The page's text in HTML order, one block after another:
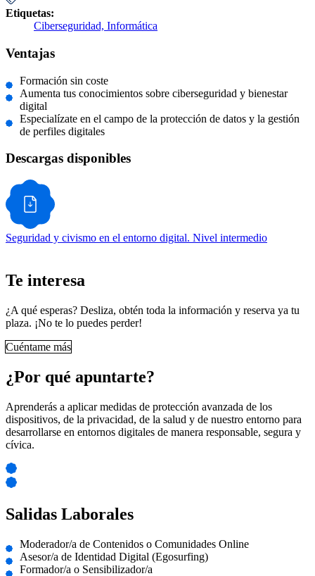
Etiquetas:
Ciberseguridad, Informática
Ventajas
Formación sin coste
Aumenta tus conocimientos sobre ciberseguridad y bienestar
digital
Especialízate en el campo de la protección de datos y la gestión
de perfiles digitales
Descargas disponibles
Seguridad y civismo en el entorno digital. Nivel intermedio
Te interesa
¿A qué esperas? Desliza, obtén toda la información y reserva ya tu
plaza. ¡No te lo puedes perder!
Cuéntame más
¿Por qué apuntarte?
Aprenderás a aplicar medidas de protección avanzada de los
dispositivos, de la privacidad, de la salud y de nuestro entorno para
desarrollarse en entornos digitales de manera responsable, segura y
cívica.
Salidas Laborales
Moderador/a de Contenidos o Comunidades Online
Asesor/a de Identidad Digital (Egosurfing)
Formador/a o Sensibilizador/a